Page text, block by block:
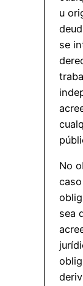
u
se
No
sea